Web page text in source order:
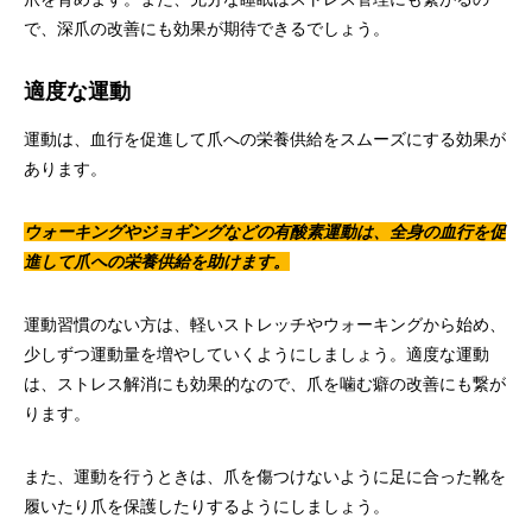
で、深爪の改善にも効果が期待できるでしょう。
適度な運動
運動は、血行を促進して爪への栄養供給をスムーズにする効果が
あります。
ウォーキングやジョギングなどの有酸素運動は、全身の血行を促
進して爪への栄養供給を助けます。
運動習慣のない方は、軽いストレッチやウォーキングから始め、
少しずつ運動量を増やしていくようにしましょう。適度な運動
は、ストレス解消にも効果的なので、爪を噛む癖の改善にも繋が
ります。
また、運動を行うときは、爪を傷つけないように足に合った靴を
履いたり爪を保護したりするようにしましょう。